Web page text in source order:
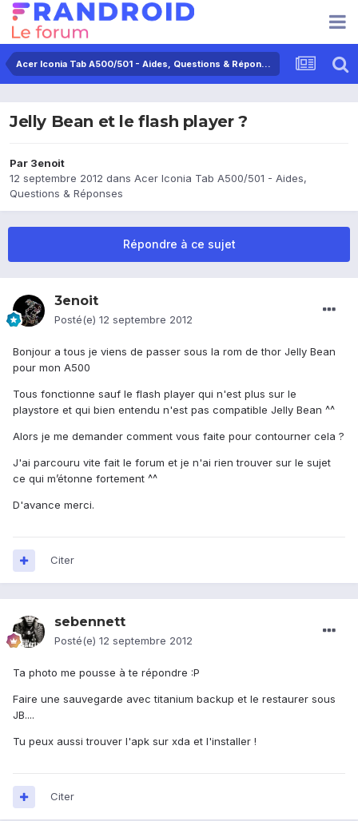
Acer Iconia Tab A500/501 - Aides, Questions & Réponses
Jelly Bean et le flash player ?
Par 3enoit
12 septembre 2012 dans Acer Iconia Tab A500/501 - Aides,
Questions & Réponses
Répondre à ce sujet
3enoit
Posté(e) 12 septembre 2012
Bonjour a tous je viens de passer sous la rom de thor Jelly Bean
pour mon A500
Tous fonctionne sauf le flash player qui n'est plus sur le
playstore et qui bien entendu n'est pas compatible Jelly Bean ^^
Alors je me demander comment vous faite pour contourner cela ?
J'ai parcouru vite fait le forum et je n'ai rien trouver sur le sujet
ce qui m’étonne fortement ^^
D'avance merci.
Citer
sebennett
Posté(e) 12 septembre 2012
Ta photo me pousse à te répondre :P
Faire une sauvegarde avec titanium backup et le restaurer sous
JB....
Tu peux aussi trouver l'apk sur xda et l'installer !
Citer